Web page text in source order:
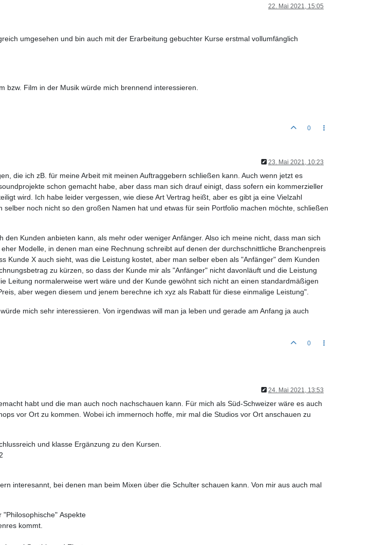
22. Mai 2021, 15:05
umgesehen und bin auch mit der Erarbeitung gebuchter Kurse erstmal vollumfänglich
bzw. Film in der Musik würde mich brennend interessieren.
0
23. Mai 2021, 10:23
die ich zB. für meine Arbeit mit meinen Auftraggebern schließen kann. Auch wenn jetzt es
schon gemacht habe, aber dass man sich drauf einigt, dass sofern ein kommerzieller
wird. Ich habe leider vergessen, wie diese Art Vertrag heißt, aber es gibt ja eine Vielzahl
noch nicht so den großen Namen hat und etwas für sein Portfolio machen möchte, schließen
Kunden anbieten kann, als mehr oder weniger Anfänger. Also ich meine nicht, dass man sich
Modelle, in denen man eine Rechnung schreibt auf denen der durchschnittliche Branchenpreis
Kunde X auch sieht, was die Leistung kostet, aber man selber eben als "Anfänger" dem Kunden
zu kürzen, so dass der Kunde mir als "Anfänger" nicht davonläuft und die Leistung
Leitung normalerweise wert wäre und der Kunde gewöhnt sich nicht an einen standardmäßigen
aber wegen diesem und jenem berechne ich xyz als Rabatt für diese einmalige Leistung".
mich sehr interessieren. Von irgendwas will man ja leben und gerade am Anfang ja auch
0
24. Mai 2021, 13:53
habt und die man auch noch nachschauen kann. Für mich als Süd-Schweizer wäre es auch
vor Ort zu kommen. Wobei ich immernoch hoffe, mir mal die Studios vor Ort anschauen zu
und klasse Ergänzung zu den Kursen.
interesannt, bei denen man beim Mixen über die Schulter schauen kann. Von mir aus auch mal
Aspekte
kommt.